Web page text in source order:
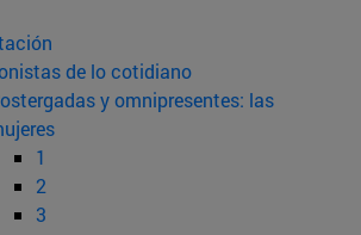
de lo cotidiano
y omnipresentes: las
1
2
3